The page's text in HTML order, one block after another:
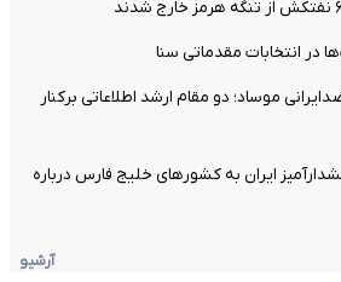
موساد؛ دو مقام ارشد اطلاعاتی برکنار
ایران به کشورهای خلیج فارس درباره
آرشیو